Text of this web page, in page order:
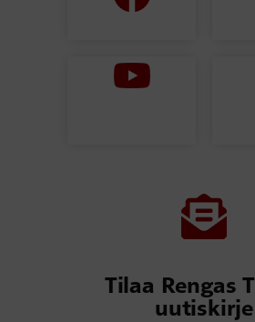
Tilaa Rengas
uutiskirje